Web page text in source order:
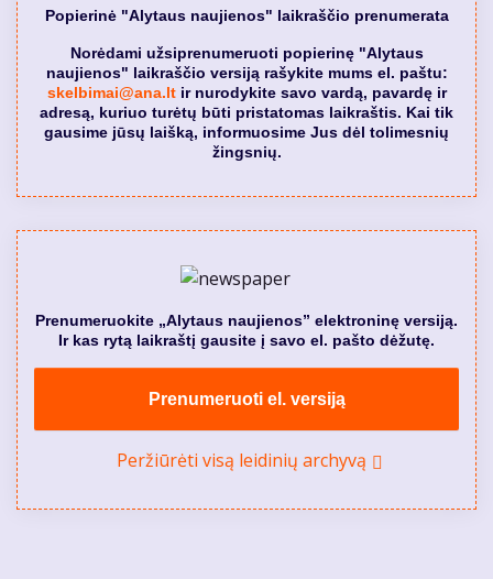
Popierinė "Alytaus naujienos" laikraščio prenumerata
Norėdami užsiprenumeruoti popierinę "Alytaus
naujienos" laikraščio versiją rašykite mums el. paštu:
skelbimai@ana.ltir nurodykite savo vardą, pavardę ir
adresą, kuriuo turėtų būti pristatomas laikraštis. Kai tik
gausime jūsų laišką, informuosime Jus dėl tolimesnių
žingsnių.
Prenumeruokite „Alytaus naujienos” elektroninę versiją.
Ir kas rytą laikraštį gausite į savo el. pašto dėžutę.
Prenumeruoti el. versiją
Peržiūrėti visą leidinių archyvą